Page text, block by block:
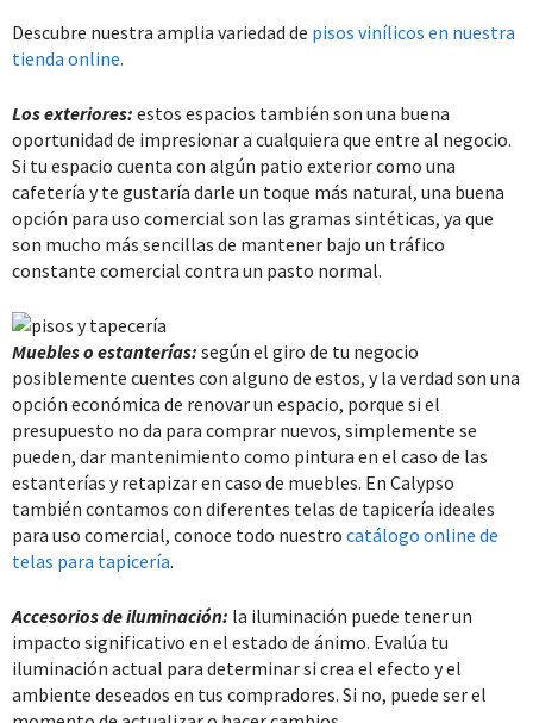
Descubre nuestra amplia variedad de pisos vinílicos en nuestra
tienda online.
Los exteriores: estos espacios también son una buena
oportunidad de impresionar a cualquiera que entre al negocio.
Si tu espacio cuenta con algún patio exterior como una
cafetería y te gustaría darle un toque más natural, una buena
opción para uso comercial son las gramas sintéticas, ya que
son mucho más sencillas de mantener bajo un tráfico
constante comercial contra un pasto normal.
Muebles o estanterías: según el giro de tu negocio
posiblemente cuentes con alguno de estos, y la verdad son una
opción económica de renovar un espacio, porque si el
presupuesto no da para comprar nuevos, simplemente se
pueden, dar mantenimiento como pintura en el caso de las
estanterías y retapizar en caso de muebles. En Calypso
también contamos con diferentes telas de tapicería ideales
para uso comercial, conoce todo nuestro catálogo online de
telas para tapicería.
Accesorios de iluminación: la iluminación puede tener un
impacto significativo en el estado de ánimo. Evalúa tu
iluminación actual para determinar si crea el efecto y el
ambiente deseados en tus compradores. Si no, puede ser el